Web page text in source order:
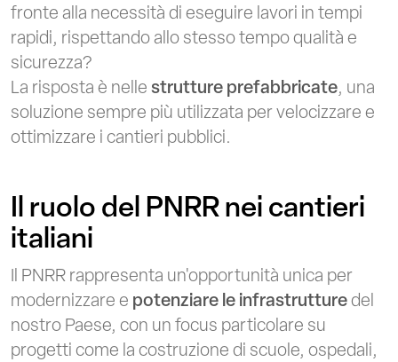
fronte alla necessità di eseguire lavori in tempi
rapidi, rispettando allo stesso tempo qualità e
sicurezza?
La risposta è nelle strutture prefabbricate, una
soluzione sempre più utilizzata per velocizzare e
ottimizzare i cantieri pubblici.
Il ruolo del PNRR nei cantieri
italiani
Il PNRR rappresenta un'opportunità unica per
modernizzare e potenziare le infrastrutturedel
nostro Paese, con un focus particolare su
progetti come la costruzione di scuole, ospedali,